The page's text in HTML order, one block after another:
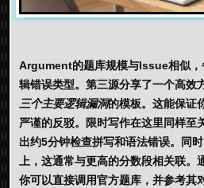
Argument的题库规模与Issue相似，
辑错误类型。第三源分享了一个高效
三个主要逻辑漏洞的模板。这能保证
严谨的反驳。限时写作在这里同样至
出约5分钟检查拼写和语法错误。同
上，这通常与更高的分数段相关联。
你可以直接调用官方题库，并参考